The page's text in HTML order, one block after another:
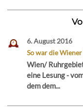
6. August 2016
So war die Wiener
Wien/
eine Lesung -
dem dem...